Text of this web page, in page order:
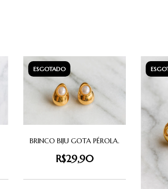
ESGOTADO
BRINCO BIJU GOTA PÉROLA.
R$29,90